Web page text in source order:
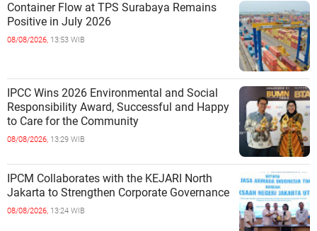
Container Flow at TPS Surabaya Remains
Positive in July 2026
08/08/2026, 13:53 WIB
IPCC Wins 2026 Environmental and Social
Responsibility Award, Successful and Happy
to Care for the Community
08/08/2026, 13:29 WIB
IPCM Collaborates with the KEJARI North
Jakarta to Strengthen Corporate Governance
08/08/2026, 13:24 WIB